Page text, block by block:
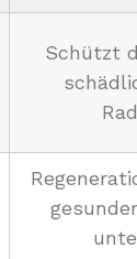
Schützt